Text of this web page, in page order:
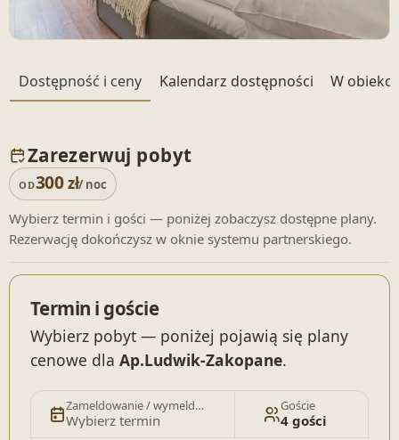
Dostępność i ceny Kalendarz dostępności W
Zarezerwuj pobyt
OD300zł/ noc
Wybierz termin i gości — poniżej zobaczysz dostępne plany.
Rezerwację dokończysz w oknie systemu partnerskiego.
Termin i goście
Wybierz pobyt — poniżej pojawią się plany
cenowe dla Ap.Ludwik-Zakopane.
Zameldowanie / wymeldowanie
Wybierz termin
Goście
4 gości